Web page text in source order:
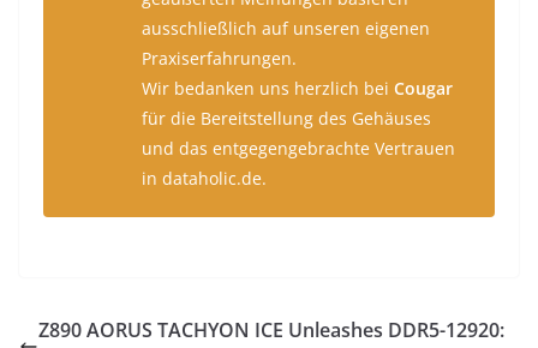
ausschließlich auf unseren eigenen
Praxiserfahrungen.
Wir bedanken uns herzlich bei Cougar
für die Bereitstellung des Gehäuses
und das entgegengebrachte Vertrauen
in dataholic.de.
Z890 AORUS TACHYON ICE Unleashes DDR5-12920: